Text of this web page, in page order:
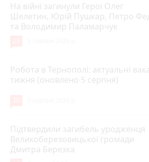
На війні загинули Герої Олег
Шелетин, Юрій Пушкар, Петро
та Володимир Паламарчук
Робота в Тернополі: актуальні
тижня (оновлено 5 серпня)
Підтвердили загибель уродженця
Великоберезовицької громади
Дмитра Березка